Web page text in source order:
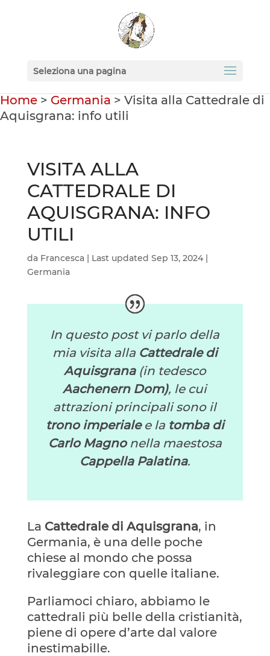
Seleziona una pagina
Home > Germania > Visita alla Cattedrale di
Aquisgrana: info utili
VISITA ALLA
CATTEDRALE DI
AQUISGRANA: INFO
UTILI
da Francesca| Last updated Sep 13, 2024|
Germania
In questo post vi parlo della
mia visita alla Cattedrale di
Aquisgrana (in tedesco
Aachenern Dom), le cui
attrazioni principali sono il
trono imperialee la tomba di
Carlo Magnonella maestosa
Cappella Palatina.
La Cattedrale di Aquisgrana, in
Germania, è una delle poche
chiese al mondo che possa
rivaleggiare con quelle italiane.
Parliamoci chiaro, abbiamo le
cattedrali più belle della cristianità,
piene di opere d’arte dal valore
inestimabille.